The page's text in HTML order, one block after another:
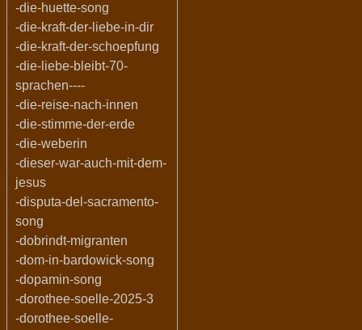
-die-huette-song
-die-kraft-der-liebe-in-dir
-die-kraft-der-schoepfung
-die-liebe-bleibt-70-
sprachen----
-die-reise-nach-innen
-die-stimme-der-erde
-die-weberin
-dieser-war-auch-mit-dem-
jesus
-disputa-del-sacramento-
song
-dobrindt-migranten
-dom-in-bardowick-song
-dopamin-song
-dorothee-soelle-2025-3
-dorothee-soelle-